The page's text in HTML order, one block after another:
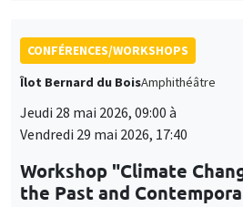
CONFÉRENCES/WORKSHOPS
Îlot Bernard du BoisAmphithéâtre
Jeudi 28 mai 2026, 09:00 à
Vendredi 29 mai 2026, 17:40
Workshop "Climate
the Past and